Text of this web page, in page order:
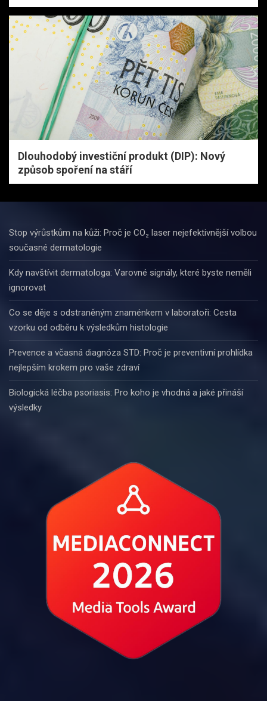
Dlouhodobý investiční produkt (DIP): Nový
způsob spoření na stáří
Stop výrůstkům na kůži: Proč je CO₂ laser nejefektivnější volbou
současné dermatologie
Kdy navštívit dermatologa: Varovné signály, které byste neměli
ignorovat
Co se děje s odstraněným znaménkem v laboratoři: Cesta
vzorku od odběru k výsledkům histologie
Prevence a včasná diagnóza STD: Proč je preventivní prohlídka
nejlepším krokem pro vaše zdraví
Biologická léčba psoriasis: Pro koho je vhodná a jaké přináší
výsledky